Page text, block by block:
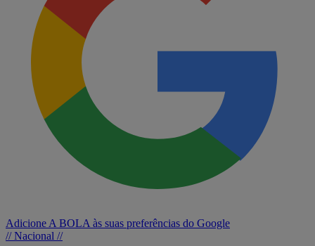
Adicione A BOLA às suas preferências do Google
// Nacional //